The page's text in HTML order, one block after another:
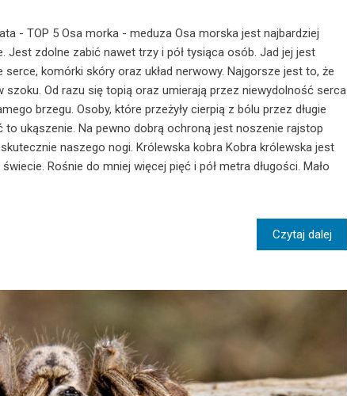
- TOP 5 Osa morka - meduza Osa morska jest najbardziej
Jest zdolne zabić nawet trzy i pół tysiąca osób. Jad jej jest
serce, komórki skóry oraz układ nerwowy. Najgorsze jest to, że
szoku. Od razu się topią oraz umierają przez niewydolność serca
brzegu. Osoby, które przeżyły cierpią z bólu przez długie
to ukąszenie. Na pewno dobrą ochroną jest noszenie rajstop
naszego nogi. Królewska kobra Kobra królewska jest
Rośnie do mniej więcej pięć i pół metra długości. Mało
Czytaj dalej